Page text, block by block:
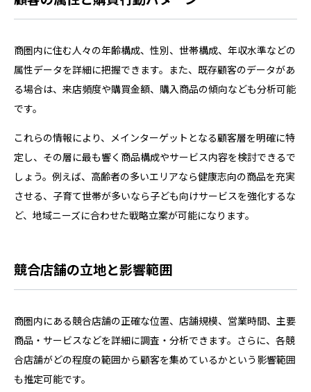
商圏内に住む人々の年齢構成、性別、世帯構成、年収水準などの
属性データを詳細に把握できます。また、既存顧客のデータがあ
る場合は、来店頻度や購買金額、購入商品の傾向なども分析可能
です。
これらの情報により、メインターゲットとなる顧客層を明確に特
定し、その層に最も響く商品構成やサービス内容を検討できるで
しょう。例えば、高齢者の多いエリアなら健康志向の商品を充実
させる、子育て世帯が多いなら子ども向けサービスを強化するな
ど、地域ニーズに合わせた戦略立案が可能になります。
競合店舗の立地と影響範囲
商圏内にある競合店舗の正確な位置、店舗規模、営業時間、主要
商品・サービスなどを詳細に調査・分析できます。さらに、各競
合店舗がどの程度の範囲から顧客を集めているかという影響範囲
も推定可能です。